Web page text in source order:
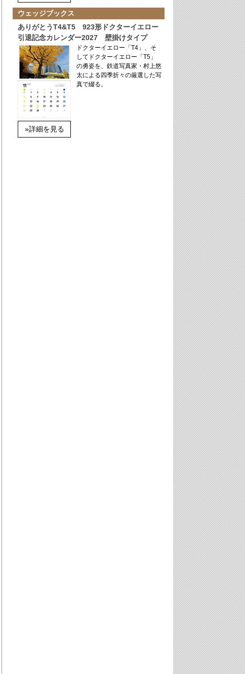
ウェッジブックス
ありがとうT4&T5 923形ドクターイエロー
引退記念カレンダー2027 壁掛けタイプ
»詳細を見る
ドクターイエロー「T4」、そ
してドクターイエロー「T5」
の勇姿を、鉄道写真家・村上悠
太による四季折々の厳選した写
真で綴る。